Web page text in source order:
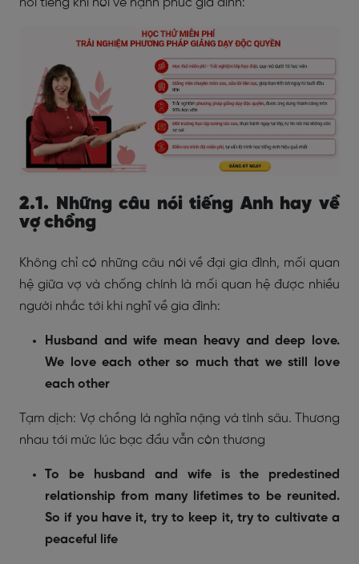
nổi tiếng khi nói về hạnh phúc gia đình:
2.1. Những câu nói tiếng Anh hay về
vợ chồng
Không chỉ có những câu nói về đại gia đình, mối quan
hệ giữa vợ và chống chính là mối quan hệ được nhiều
người nhắc tới khi nghĩ về gia đình:
Husband and wife mean heavy and deep love.
We love each other so much that we still love
each other
Tạm dịch: Vợ chồng là nghĩa nặng và tình sâu. Thương
nhau tới mức lúc bạc đầu vẫn còn thương
To be husband and wife is the predestined
relationship from many lifetimes to be reunited.
So if you have it, try to keep it, try to cultivate a
peaceful life